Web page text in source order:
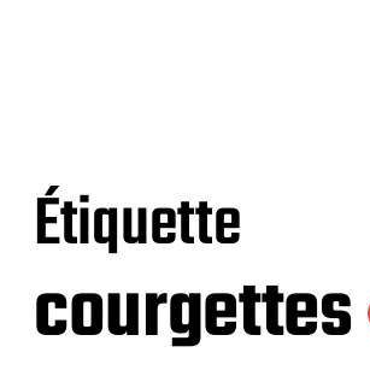
Étiquette
courgettes